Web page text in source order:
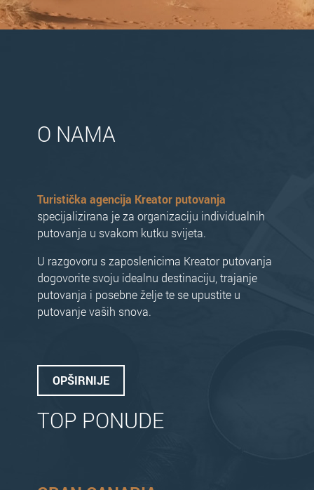
O NAMA
Turistička agencija Kreator putovanja
specijalizirana je za organizaciju individualnih
putovanja u svakom kutku svijeta.
U razgovoru s zaposlenicima Kreator putovanja
dogovorite svoju idealnu destinaciju, trajanje
putovanja i posebne želje te se upustite u
putovanje vaših snova.
OPŠIRNIJE
TOP PONUDE